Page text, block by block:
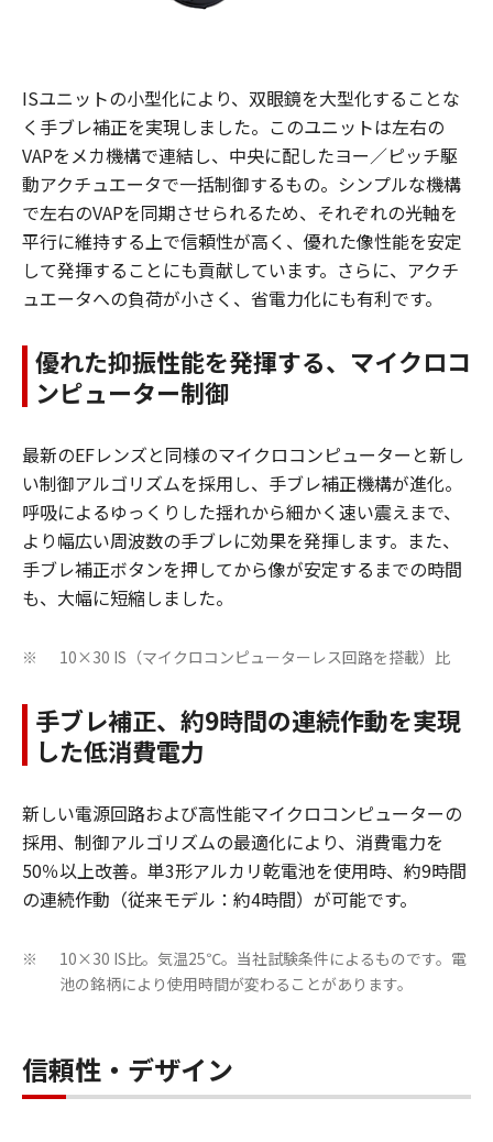
ISユニットの小型化により、双眼鏡を大型化することな
く手ブレ補正を実現しました。このユニットは左右の
VAPをメカ機構で連結し、中央に配したヨー／ピッチ駆
動アクチュエータで一括制御するもの。シンプルな機構
で左右のVAPを同期させられるため、それぞれの光軸を
平行に維持する上で信頼性が高く、優れた像性能を安定
して発揮することにも貢献しています。さらに、アクチ
ュエータへの負荷が小さく、省電力化にも有利です。
優れた抑振性能を発揮する、マイクロコ
ンピューター制御
最新のEFレンズと同様のマイクロコンピューターと新し
い制御アルゴリズムを採用し、手ブレ補正機構が進化。
呼吸によるゆっくりした揺れから細かく速い震えまで、
より幅広い周波数の手ブレに効果を発揮します。また、
手ブレ補正ボタンを押してから像が安定するまでの時間
も、大幅に短縮しました。
※ 10×30 IS（マイクロコンピューターレス回路を搭載）比
手ブレ補正、約9時間の連続作動を実現
した低消費電力
新しい電源回路および高性能マイクロコンピューターの
採用、制御アルゴリズムの最適化により、消費電力を
50％以上改善。単3形アルカリ乾電池を使用時、約9時間
の連続作動（従来モデル：約4時間）が可能です。
※
10×30 IS比。気温25℃。当社試験条件によるものです。電
池の銘柄により使用時間が変わることがあります。
信頼性・デザイン